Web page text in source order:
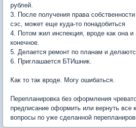
рублей.
3. После получения права
сэс, может еще куда-то понадобиться
4. Потом жил инспекция, вроде как она
конечное.
5. Делается ремонт по планам и
6. Приглашается БТИшник.
Как то так вроде. Могу ошибаться.
Перепланировка без оформления
предписание оформить или вернуть все
вопросы по уже сделанной